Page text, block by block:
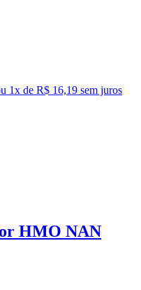
1x de R$ 16,19 sem juros
HMO NAN